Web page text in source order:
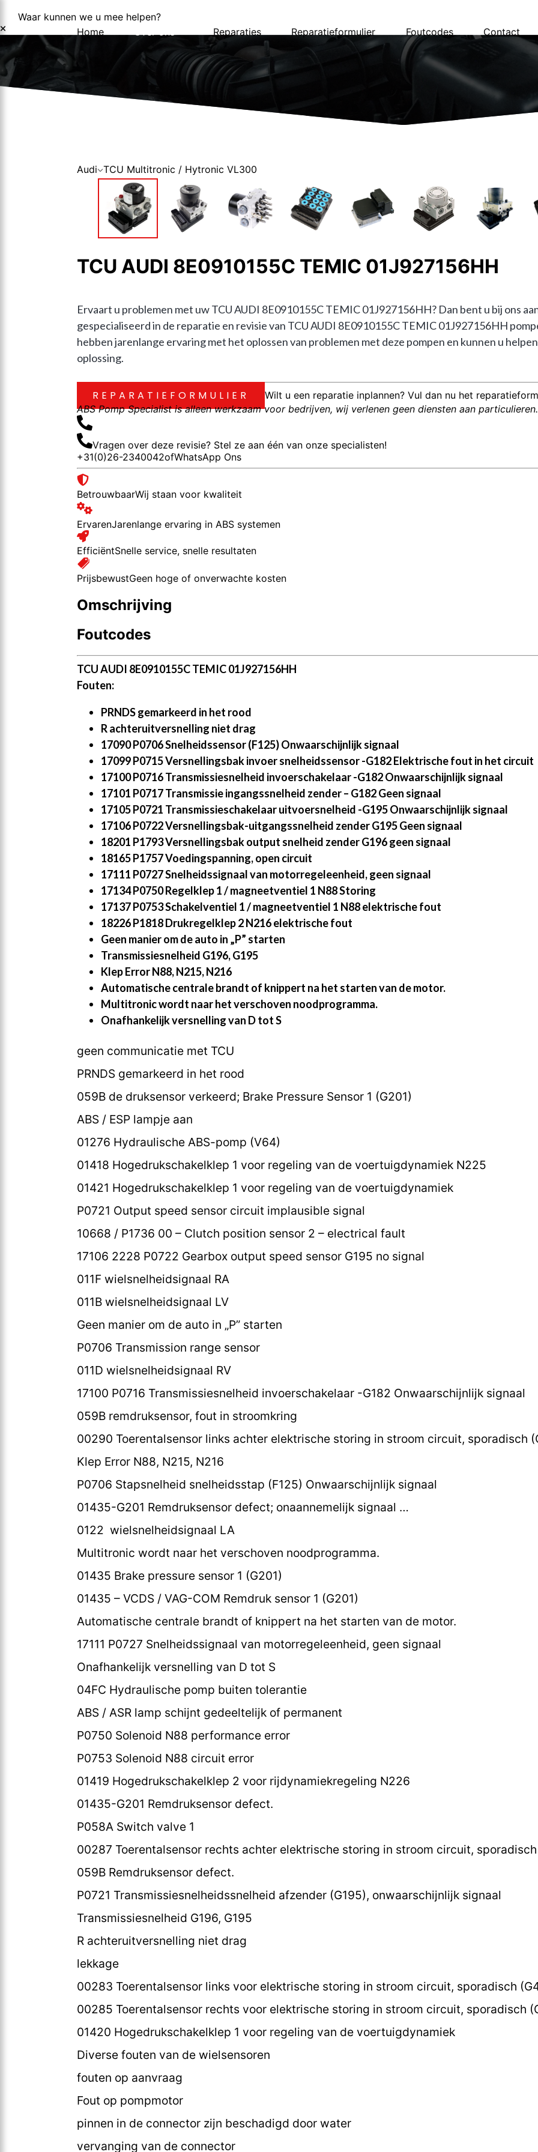
Waar kunnen we u mee helpen?
Home
Reparaties Reparatieformulier Foutcodes Contact
Audi TCU Multitronic / Hytronic VL300
TCU AUDI 8E0910155C TEMIC 01J927156HH
Ervaart u problemen met uw TCU AUDI 8E0910155C TEMIC 01J927156HH? Dan bent u bij ons
gespecialiseerd in de reparatie en revisie van TCU AUDI 8E0910155C TEMIC 01J927156HH
hebben jarenlange ervaring met het oplossen van problemen met deze pompen en kunnen u
oplossing.
REPARATIEFORMULIER
Wilt u een reparatie inplannen? Vul dan nu het
ABS Pomp Specialist is alleen werkzaam voor bedrijven, wij verlenen geen diensten aan particulieren.
Vragen over deze revisie? Stel ze aan één van onze specialisten!
+31(0)26-2340042ofWhatsApp Ons
BetrouwbaarWij staan voor kwaliteit
ErvarenJarenlange ervaring in ABS systemen
EfficiëntSnelle service, snelle resultaten
PrijsbewustGeen hoge of onverwachte kosten
Omschrijving
Foutcodes
TCU AUDI 8E0910155C TEMIC 01J927156HH
Fouten:
PRNDS gemarkeerd in het rood
R achteruitversnelling niet drag
17090 P0706 Snelheidssensor (F125) Onwaarschijnlijk signaal
17099 P0715 Versnellingsbak invoer snelheidssensor -G182 Elektrische fout in het circuit
17100 P0716 Transmissiesnelheid invoerschakelaar -G182 Onwaarschijnlijk signaal
17101 P0717 Transmissie ingangssnelheid zender – G182 Geen signaal
17105 P0721 Transmissieschakelaar uitvoersnelheid -G195 Onwaarschijnlijk signaal
17106 P0722 Versnellingsbak-uitgangssnelheid zender G195 Geen signaal
18201 P1793 Versnellingsbak output snelheid zender G196 geen signaal
18165 P1757 Voedingspanning, open circuit
17111 P0727 Snelheidssignaal van motorregeleenheid, geen signaal
17134 P0750 Regelklep 1 / magneetventiel 1 N88 Storing
17137 P0753 Schakelventiel 1 / magneetventiel 1 N88 elektrische fout
18226 P1818 Drukregelklep 2 N216 elektrische fout
Geen manier om de auto in „P” starten
Transmissiesnelheid G196, G195
Klep Error N88, N215, N216
Automatische centrale brandt of knippert na het starten van de motor.
Multitronic wordt naar het verschoven noodprogramma.
Onafhankelijk versnelling van D tot S
geen communicatie met TCU
PRNDS gemarkeerd in het rood
059B de druksensor verkeerd; Brake Pressure Sensor 1 (G201)
ABS / ESP lampje aan
01276 Hydraulische ABS-pomp (V64)
01418 Hogedrukschakelklep 1 voor regeling van de voertuigdynamiek N225
01421 Hogedrukschakelklep 1 voor regeling van de voertuigdynamiek
P0721 Output speed sensor circuit implausible signal
10668 / P1736 00 – Clutch position sensor 2 – electrical fault
17106 2228 P0722 Gearbox output speed sensor G195 no signal
011F wielsnelheidsignaal RA
011B wielsnelheidsignaal LV
Geen manier om de auto in „P” starten
P0706 Transmission range sensor
011D wielsnelheidsignaal RV
17100 P0716 Transmissiesnelheid invoerschakelaar -G182 Onwaarschijnlijk signaal
059B remdruksensor, fout in stroomkring
00290 Toerentalsensor links achter elektrische storing in stroom circuit, sporadisch
Klep Error N88, N215, N216
P0706 Stapsnelheid snelheidsstap (F125) Onwaarschijnlijk signaal
01435-G201 Remdruksensor defect; onaannemelijk signaal …
0122 wielsnelheidsignaal LA
Multitronic wordt naar het verschoven noodprogramma.
01435 Brake pressure sensor 1 (G201)
01435 – VCDS / VAG-COM Remdruk sensor 1 (G201)
Automatische centrale brandt of knippert na het starten van de motor.
17111 P0727 Snelheidssignaal van motorregeleenheid, geen signaal
Onafhankelijk versnelling van D tot S
04FC Hydraulische pomp buiten tolerantie
ABS / ASR lamp schijnt gedeeltelijk of permanent
P0750 Solenoid N88 performance error
P0753 Solenoid N88 circuit error
01419 Hogedrukschakelklep 2 voor rijdynamiekregeling N226
01435-G201 Remdruksensor defect.
P058A Switch valve 1
00287 Toerentalsensor rechts achter elektrische storing in stroom circuit,
059B Remdruksensor defect.
P0721 Transmissiesnelheidssnelheid afzender (G195), onwaarschijnlijk signaal
Transmissiesnelheid G196, G195
R achteruitversnelling niet drag
lekkage
00283 Toerentalsensor links voor elektrische storing in stroom circuit, sporadisch
00285 Toerentalsensor rechts voor elektrische storing in stroom circuit, sporadisch
01420 Hogedrukschakelklep 1 voor regeling van de voertuigdynamiek
Diverse fouten van de wielsensoren
fouten op aanvraag
Fout op pompmotor
pinnen in de connector zijn beschadigd door water
vervanging van de connector